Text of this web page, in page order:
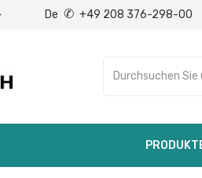
De ✆ +49 208 376-298-00